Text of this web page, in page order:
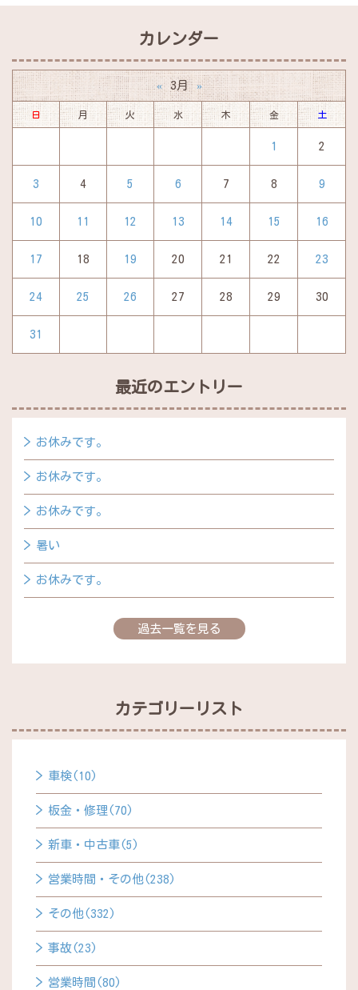
カレンダー
« 3月 »
日 月 火 水 木 金 土
1 2
3 4 5 6 7 8 9
10 11 12 13 14 15 16
17 18 19 20 21 22 23
24 25 26 27 28 29 30
31
最近のエントリー
お休みです。
お休みです。
お休みです。
暑い
お休みです。
過去一覧を見る
カテゴリーリスト
車検(10)
板金・修理(70)
新車・中古車(5)
営業時間・その他(238)
その他(332)
事故(23)
営業時間(80)